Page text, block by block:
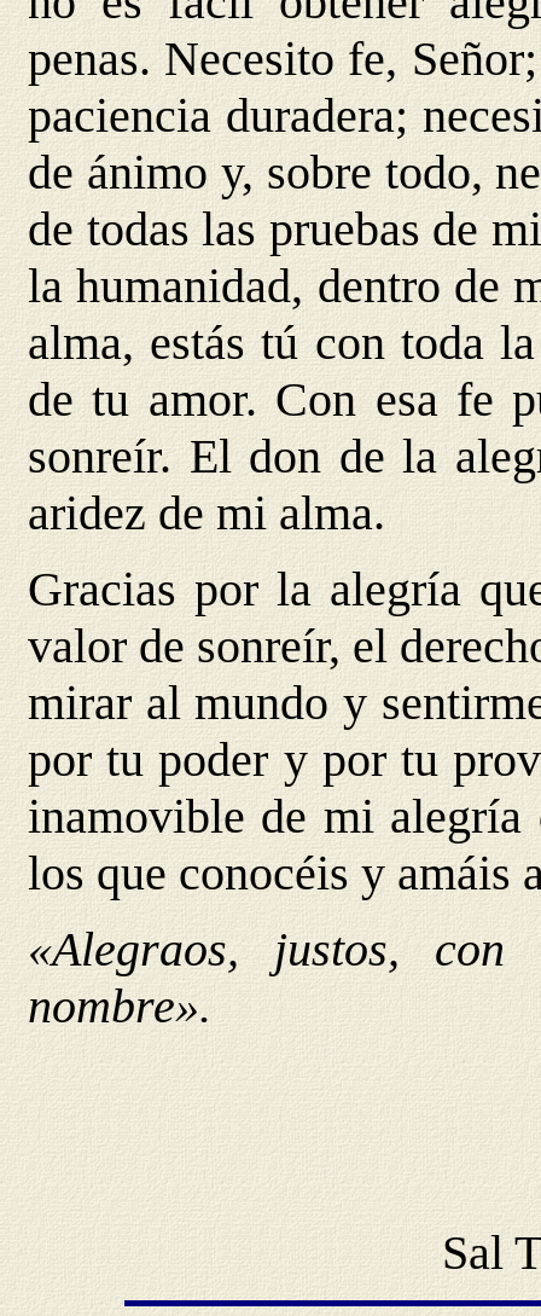
penas. Necesito fe,
paciencia duradera;
de ánimo y, sobre todo,
de todas las pruebas de
la humanidad, dentro de
alma, estás tú con toda
de tu amor. Con esa fe
sonreír. El don de la
aridez de mi alma.
Gracias por la alegría
valor de sonreír, el
mirar al mundo y
por tu poder y por tu
inamovible de mi alegría
los que conocéis y amáis
«Alegraos, justos,
nombre».
Sal